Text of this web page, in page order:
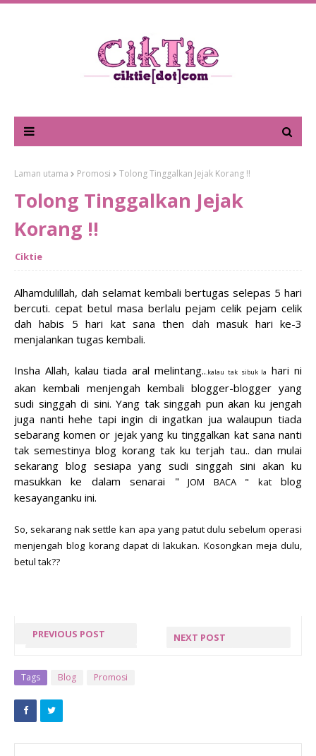
Laman utama Promosi Tolong Tinggalkan Jejak Korang !!
Tolong Tinggalkan Jejak
Korang !!
Ciktie
Alhamdulillah, dah selamat kembali bertugas selepas 5 hari
bercuti. cepat betul masa berlalu pejam celik pejam celik
dah habis 5 hari kat sana then dah masuk hari ke-3
menjalankan tugas kembali.
Insha Allah, kalau tiada aral melintang...kalau tak sibuk la
hari ni
akan kembali menjengah kembali blogger-blogger yang
sudi singgah di sini. Yang tak singgah pun akan ku jengah
juga nanti hehe tapi ingin di ingatkan jua walaupun tiada
sebarang komen or jejak yang ku tinggalkan kat sana nanti
tak semestinya blog korang tak ku terjah tau.. dan mulai
sekarang blog sesiapa yang sudi singgah sini akan ku
masukkan ke dalam senarai " JOM BACA " katblog
kesayanganku ini.
So, sekarang nak settle kan apa yang patut dulu sebelum operasi
menjengah blog korang dapat di lakukan. Kosongkan meja dulu,
betul tak??
PREVIOUS POST NEXT POST
Tags Blog Promosi